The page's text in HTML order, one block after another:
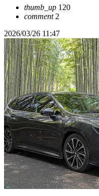
thumb_up 120
comment2
2026/03/26 11:47